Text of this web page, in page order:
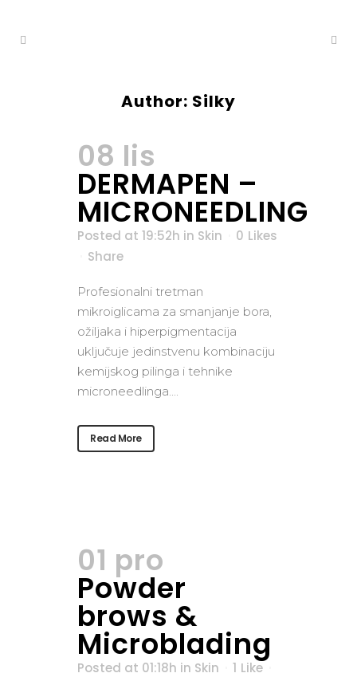
Author: Silky
08 lis
DERMAPEN –
MICRONEEDLING
Posted at 19:52h in Skin 0 Likes
Share
Profesionalni tretman
mikroiglicama za smanjanje bora,
ožiljaka i hiperpigmentacija
uključuje jedinstvenu kombinaciju
kemijskog pilinga i tehnike
microneedlinga....
Read More
01 pro
Powder
brows &
Microblading
Posted at 01:18h in Skin 1 Like